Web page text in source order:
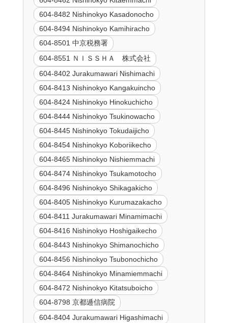
604-8482 Nishinokyo Kasadonocho
604-8494 Nishinokyo Kamihiracho
604-8501 中京税務署
604-8551 ＮＩＳＳＨＡ 株式会社
604-8402 Jurakumawari Nishimachi
604-8413 Nishinokyo Kangakuincho
604-8424 Nishinokyo Hinokuchicho
604-8444 Nishinokyo Tsukinowacho
604-8445 Nishinokyo Tokudaijicho
604-8454 Nishinokyo Koboriikecho
604-8465 Nishinokyo Nishiemmachi
604-8474 Nishinokyo Tsukamotocho
604-8496 Nishinokyo Shikagakicho
604-8405 Nishinokyo Kurumazakacho
604-8411 Jurakumawari Minamimachi
604-8416 Nishinokyo Hoshigaikecho
604-8443 Nishinokyo Shimanochicho
604-8456 Nishinokyo Tsubonochicho
604-8464 Nishinokyo Minamiemmachi
604-8472 Nishinokyo Kitatsuboicho
604-8798 京都逓信病院
604-8404 Jurakumawari Higashimachi